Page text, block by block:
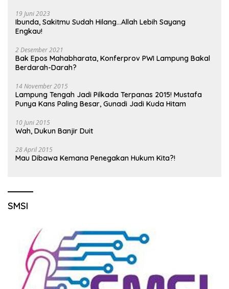
19 Juni 2023
Ibunda, Sakitmu Sudah Hilang…Allah Lebih Sayang
Engkau!
2 Desember 2021
Bak Epos Mahabharata, Konferprov PWI Lampung Bakal
Berdarah-Darah?
14 November 2015
Lampung Tengah Jadi Pilkada Terpanas 2015! Mustafa
Punya Kans Paling Besar, Gunadi Jadi Kuda Hitam
10 Juni 2015
Wah, Dukun Banjir Duit
28 April 2015
Mau Dibawa Kemana Penegakan Hukum Kita?!
SMSI